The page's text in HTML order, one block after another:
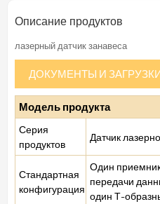
Описание продуктов
лазерный датчик занавеса
ДОКУМЕНТЫ И
Модель продукта
Серия
продуктов
Датчик
Стандартная
конфигурация
Один
передачи
один Т-